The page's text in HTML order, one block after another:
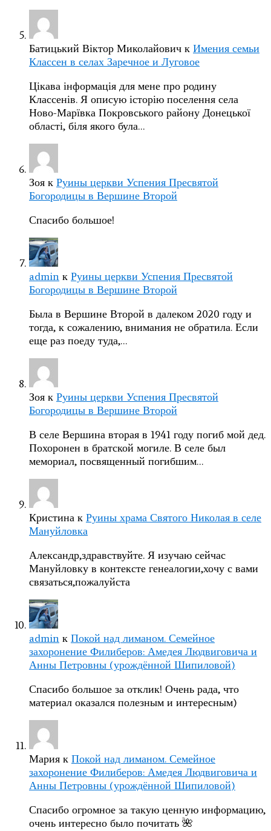
Батицький Віктор Миколайович к Имения семьи
Классен в селах Заречное и Луговое
Цікава інформація для мене про родину
Классенів. Я описую історію поселення села
Ново-Марївка Покровського району Донецької
області, біля якого була…
Зоя к Руины церкви Успения Пресвятой
Богородицы в Вершине Второй
Спасибо большое!
admin к Руины церкви Успения Пресвятой
Богородицы в Вершине Второй
Была в Вершине Второй в далеком 2020 году и
тогда, к сожалению, внимания не обратила. Если
еще раз поеду туда,…
Зоя к Руины церкви Успения Пресвятой
Богородицы в Вершине Второй
В селе Вершина вторая в 1941 году погиб мой дед.
Похоронен в братской могиле. В селе был
мемориал, посвященный погибшим…
Кристина к Руины храма Святого Николая в селе
Мануйловка
Александр,здравствуйте. Я изучаю сейчас
Мануйловку в контексте генеалогии,хочу с вами
связаться,пожалуйста
admin к Покой над лиманом. Семейное
захоронение Филиберов: Амедея Людвиговича и
Анны Петровны (урождённой Шипиловой)
Спасибо большое за отклик! Очень рада, что
материал оказался полезным и интересным)
Мария к Покой над лиманом. Семейное
захоронение Филиберов: Амедея Людвиговича и
Анны Петровны (урождённой Шипиловой)
Спасибо огромное за такую ценную информацию,
очень интересно было почитать 🌺